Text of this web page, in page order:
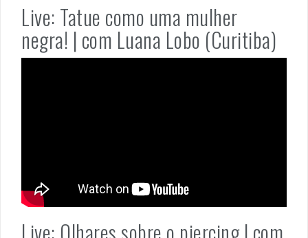
Live: Tatue como uma mulher
negra! | com Luana Lobo (Curitiba)